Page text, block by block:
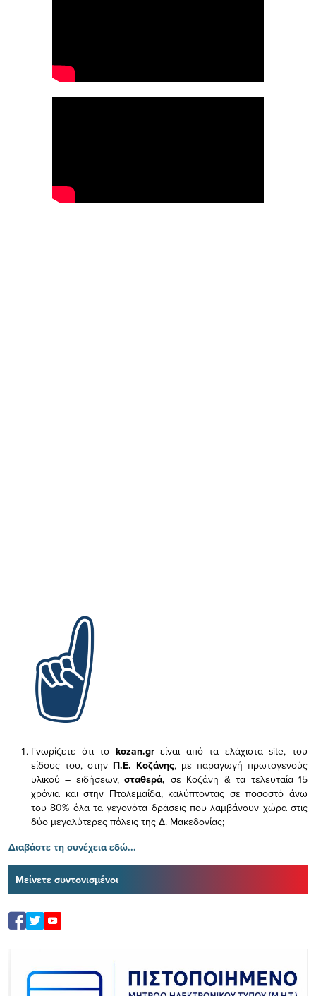
Γνωρίζετε ότι το kozan.gr είναι από τα ελάχισταsite, του
είδους του, στην Π.Ε. Κοζάνης, με παραγωγή πρωτογενούς
υλικού – ειδήσεων,σταθερά, σε Κοζάνη & τα τελευταία 15
χρόνια και στην Πτολεμαΐδα, καλύπτοντας σε ποσοστό άνω
του 80% όλα τα γεγονότα δράσεις που λαμβάνουν χώρα στις
δύο μεγαλύτερες πόλεις της Δ. Μακεδονίας;
Διαβάστε τη συνέχεια εδώ...
Μείνετε συντονισμένοι